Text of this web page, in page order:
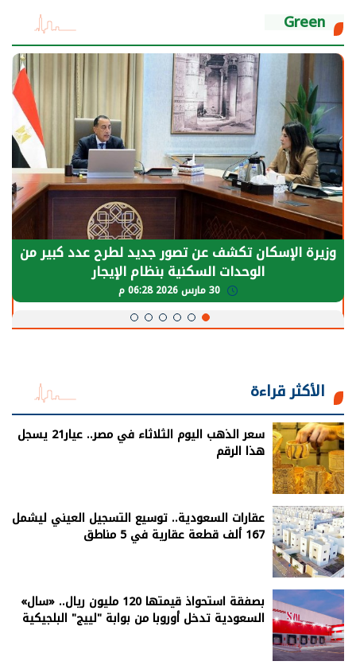
Green
وزيرة الإسكان تكشف عن تصور جديد لطرح عدد كبير من
الوحدات السكنية بنظام الإيجار
الأكثر قراءة
سعر الذهب اليوم الثلاثاء في مصر.. عيار21 يسجل
هذا الرقم
عقارات السعودية.. توسيع التسجيل العيني ليشمل
167 ألف قطعة عقارية في 5 مناطق
بصفقة استحواذ قيمتها 120 مليون ريال.. «سال»
السعودية تدخل أوروبا من بوابة "لييج" البلجيكية